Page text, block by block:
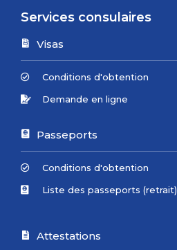
Services consulaires
Visas
Conditions d'obtention
Demande en ligne
Passeports
Conditions d'obtention
Liste des passeports (retrait)
Attestations